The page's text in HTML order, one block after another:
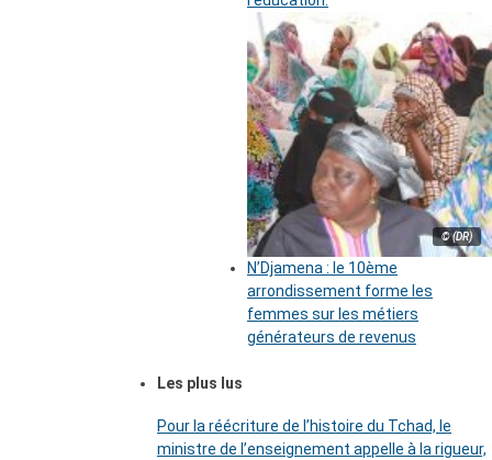
© (DR)
N’Djamena : le 10ème
arrondissement forme les
femmes sur les métiers
générateurs de revenus
Les plus lus
Pour la réécriture de l’histoire du Tchad, le
ministre de l’enseignement appelle à la rigueur,